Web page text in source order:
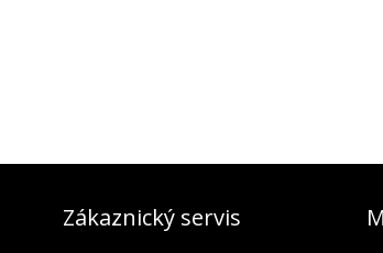
Zákaznický servis